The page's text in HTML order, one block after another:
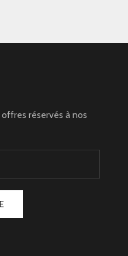
réservés à nos